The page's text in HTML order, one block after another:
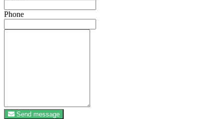
Phone
Send message